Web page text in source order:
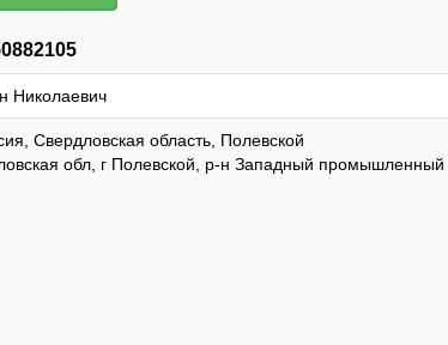
Николаевич
Свердловская область, Полевской
обл, г Полевской, р-н Западный промышленный